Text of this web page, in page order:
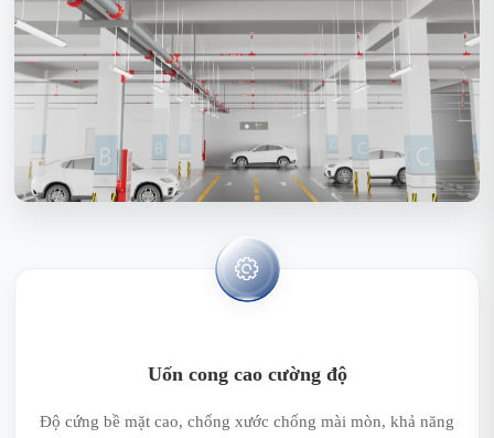
Uốn cong cao cường độ
Độ cứng bề mặt cao, chống xước chống mài mòn, khả năng